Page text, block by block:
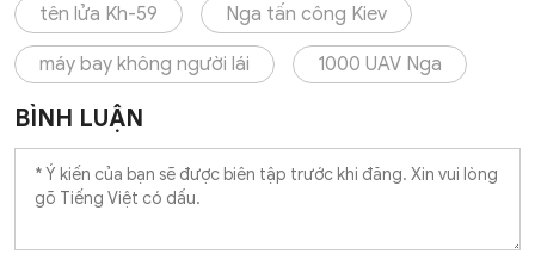
tên lửa Kh-59 Nga tấn công Kiev
máy bay không người lái 1000 UAV Nga
BÌNH LUẬN